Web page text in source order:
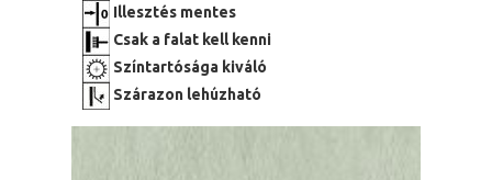
Illesztés mentes
Csak a falat kell kenni
Színtartósága kiváló
Szárazon lehúzható